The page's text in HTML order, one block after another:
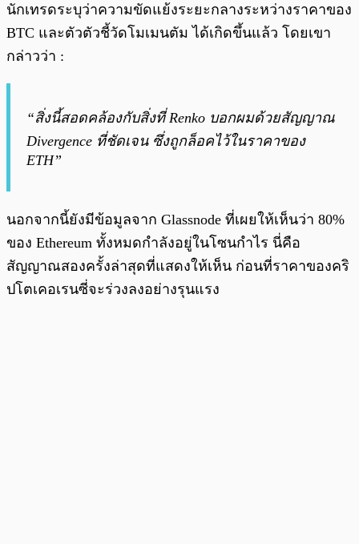
นักเทรดระบุว่าความขัดแย้งระยะกลางระหว่างราคาของ
BTC และตัวตัวชี้วัดโมเมนตัม ได้เกิดขึ้นแล้ว โดยเขา
กล่าวว่า :
“สิ่งนี้สอดคล้องกับสิ่งที่ Renko บอกผมด้วยสัญญาณ
Divergence ที่ชัดเจน ซึ่งถูกล็อคไว้ในราคาของ
ETH”
นอกจากนี้ยังมีข้อมูลจาก Glassnode ที่เผยให้เห็นว่า 80%
ของ Ethereum ทั้งหมดกำลังอยู่ในโซนกำไร นี่คือ
สัญญาณสองครั้งล่าสุดที่แสดงให้เห็น ก่อนที่ราคาของคริ
ปโตเคอเรนซี่จะร่วงลงอย่างรุนแรง